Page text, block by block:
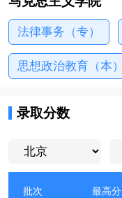
法律事务（专）
思想政治教育（本）
录取分数
批次 最高分